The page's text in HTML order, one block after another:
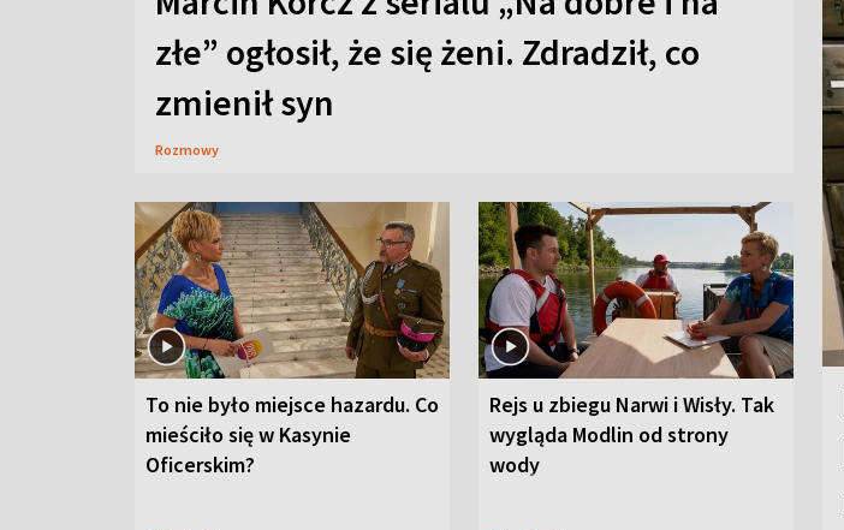
złe” ogłosił, że się żeni. Zdradził, co
zmienił syn
Rozmowy
To nie było miejsce hazardu. Co
mieściło się w Kasynie
Oficerskim?
Rejs u zbiegu Narwi i Wisły. Tak
wygląda Modlin od strony
wody